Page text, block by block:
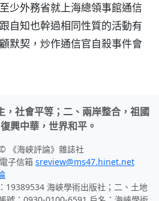
少外務省就上海總領事館通信
自知也幹過相同性質的活動有
默契，炒作通信官自殺事件會
，社會平等；二、兩岸整合，祖國
興中華，世界和平。
《海峽評論》雜誌社
子信箱 sreview@ms47.hinet.net
19389534 海峽學術出版社；二、土地